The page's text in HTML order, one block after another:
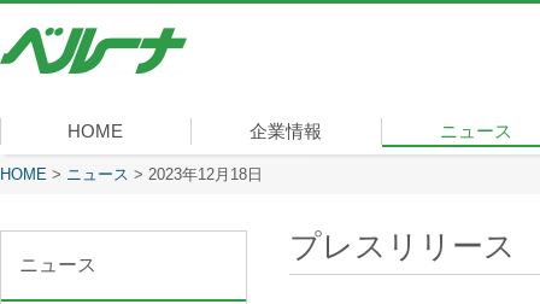
式
ベ
ル
ー
HOME 企業情報
社長メッセージ
会社概要
経営理念
沿革
組織図
事業内容
役員一覧
所在地
ニュース
現在表示しているページ
HOME > ニュース > 2023年12月18日
プレスリリース
ニュース